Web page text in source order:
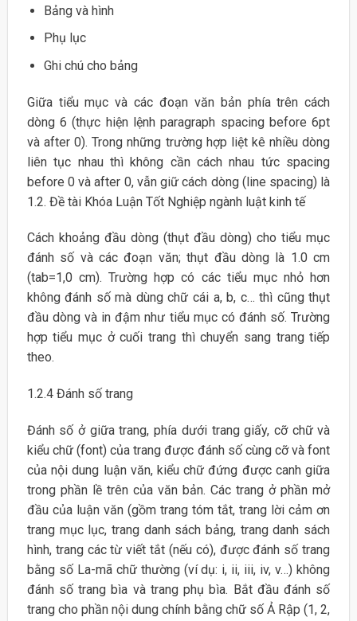
Bảng và hình
Phụ lục
Ghi chú cho bảng
Giữa tiểu mục và các đoạn văn bản phía trên cách
dòng 6 (thực hiện lệnh paragraph spacing before 6pt
và after 0). Trong những trường hợp liệt kê nhiều dòng
liên tục nhau thì không cần cách nhau tức spacing
before 0 và after 0, vẫn giữ cách dòng (line spacing) là
1.2. Đề tài Khóa Luận Tốt Nghiệp ngành luật kinh tế
Cách khoảng đầu dòng (thụt đầu dòng) cho tiểu mục
đánh số và các đoạn văn; thụt đầu dòng là 1.0 cm
(tab=1,0 cm). Trường hợp có các tiểu mục nhỏ hơn
không đánh số mà dùng chữ cái a, b, c… thì cũng thụt
đầu dòng và in đậm như tiểu mục có đánh số. Trường
hợp tiểu mục ở cuối trang thì chuyển sang trang tiếp
theo.
1.2.4 Đánh số trang
Đánh số ở giữa trang, phía dưới trang giấy, cỡ chữ và
kiểu chữ (font) của trang được đánh số cùng cỡ và font
của nội dung luận văn, kiểu chữ đứng được canh giữa
trong phần lề trên của văn bản. Các trang ở phần mở
đầu của luận văn (gồm trang tóm tắt, trang lời cảm ơn
trang mục lục, trang danh sách bảng, trang danh sách
hình, trang các từ viết tắt (nếu có), được đánh số trang
bằng số La-mã chữ thường (ví dụ: i, ii, iii, iv, v…) không
đánh số trang bìa và trang phụ bìa. Bắt đầu đánh số
trang cho phần nội dung chính bằng chữ số Ả Rập (1, 2,